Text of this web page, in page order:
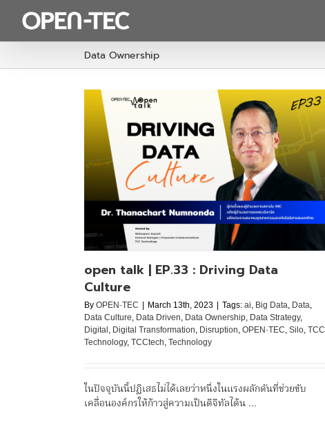
Data Ownership
open talk | EP.33 : Driving Data
Culture
ByOPEN-TEC | March 13th, 2023 | Tags:ai, Big Data, Data,
Data Culture, Data Driven, Data Ownership, Data Strategy,
Digital, Digital Transformation, Disruption,OPEN-TEC,Silo,TCC
Technology,TCCtech,Technology
ในปัจจุบันนี้ปฏิเสธไม่ได้เลยว่าหนึ่งในแรงผลักดันที่ช่วยขับ
เคลื่อนองค์กรให้ก้าวสู่ความเป็นดิจิทัลได้น ...